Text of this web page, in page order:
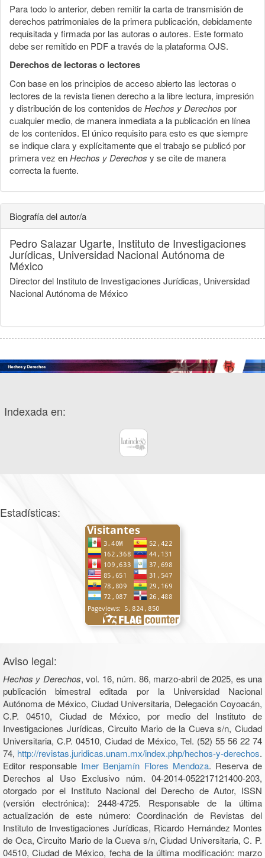
Para todo lo anterior, deben remitir la carta de transmisión de
derechos patrimoniales de la primera publicación, debidamente
requisitada y firmada por las autoras o autores. Este formato
debe ser remitido en PDF a través de la plataforma OJS.
Derechos de lectoras o lectores
Con base en los principios de acceso abierto las lectoras o
lectores de la revista tienen derecho a la libre lectura, impresión
y distribución de los contenidos deHechos y Derechos por
cualquier medio, de manera inmediata a la publicación en línea
de los contenidos. El único requisito para esto es que siempre
se indique clara y explícitamente que el trabajo se publicó por
primera vez enHechos y Derechos y se cite de manera
correcta la fuente.
Biografía del autor/a
Pedro Salazar Ugarte, Instituto de Investigaciones
Jurídicas, Universidad Nacional Autónoma de
México
Director del Instituto de Investigaciones Jurídicas, Universidad
Nacional Autónoma de México
Indexada en:
Estadísticas:
Aviso legal:
Hechos y Derechos, vol. 16, núm. 86, marzo-abril de 2025, es una
publicación bimestral editada por la Universidad Nacional
Autónoma de México, Ciudad Universitaria, Delegación Coyoacán,
C.P. 04510, Ciudad de México, por medio del Instituto de
Investigaciones Jurídicas, Circuito Mario de la Cueva s/n, Ciudad
Universitaria, C.P. 04510, Ciudad de México, Tel. (52) 55 56 22 74
74, http://revistas.juridicas.unam.mx/index.php/hechos-y-derechos.
Editor responsable Imer Benjamín Flores Mendoza. Reserva de
Derechos al Uso Exclusivo núm. 04-2014-052217121400-203,
otorgado por el Instituto Nacional del Derecho de Autor, ISSN
(versión electrónica): 2448-4725. Responsable de la última
actualización de este número: Coordinación de Revistas del
Instituto de Investigaciones Jurídicas, Ricardo Hernández Montes
de Oca, Circuito Mario de la Cueva s/n, Ciudad Universitaria, C. P.
04510, Ciudad de México, fecha de la última modificación: marzo